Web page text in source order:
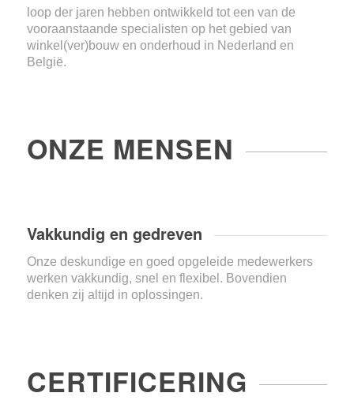
loop der jaren hebben ontwikkeld tot een van de
vooraanstaande specialisten op het gebied van
winkel(ver)bouw en onderhoud in Nederland en
België.
ONZE MENSEN
Vakkundig en gedreven
Onze deskundige en goed opgeleide medewerkers
werken vakkundig, snel en flexibel. Bovendien
denken zij altijd in oplossingen.
CERTIFICERING